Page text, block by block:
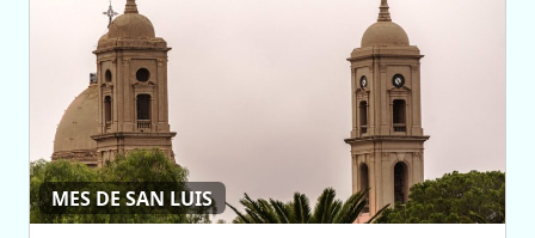
MES DE SAN LUIS